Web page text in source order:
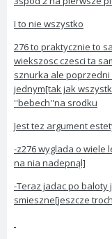
I to nie wszystko
276 to praktycznie to
wiekszosc czesci ta
sznurka ale
jednym[tak jak
''bebech''na srodku
Jest tez argument
-z276 wyglada o wiele
na nia nadepnąl]
-Teraz jadac po baloty
smieszne[jeszcze